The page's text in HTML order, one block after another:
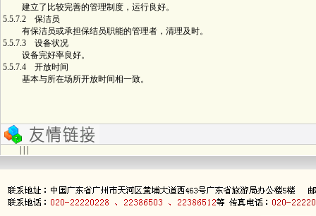
建立了比较完善的管理制度，运行良好。
5.5.7.2 保洁员
有保洁员或承担保结员职能的管理者，清理及时。
5.5.7.3 设备状况
设备完好率良好。
5.5.7.4 开放时间
基本与所在场所开放时间相一致。